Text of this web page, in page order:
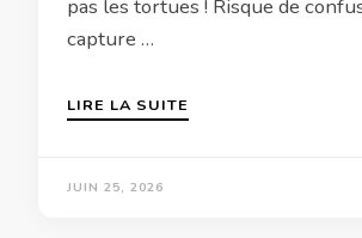
pas les tortues ! Risque de
capture …
LIRE LA SUITE
JUIN 25, 2026